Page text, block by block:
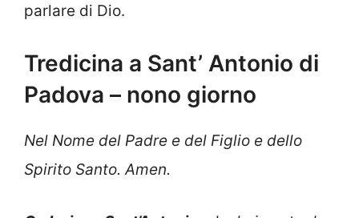
parlare di Dio.
Tredicina a Sant’ Antonio di
Padova – nono giorno
Nel Nome del Padre e del Figlio e dello
Spirito Santo. Amen.